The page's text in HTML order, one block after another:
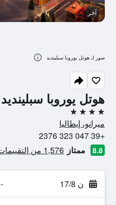
هوتل يوروبا سبلينديد
4 نجوم
ميرانو، إيطاليا
+39 047 323 2376
8.8 ممتاز 1,576 من التقييمات تم التحقق منها
ن 17/8 -
آخر
صور لـ هوتل يوروبا سبلينديد